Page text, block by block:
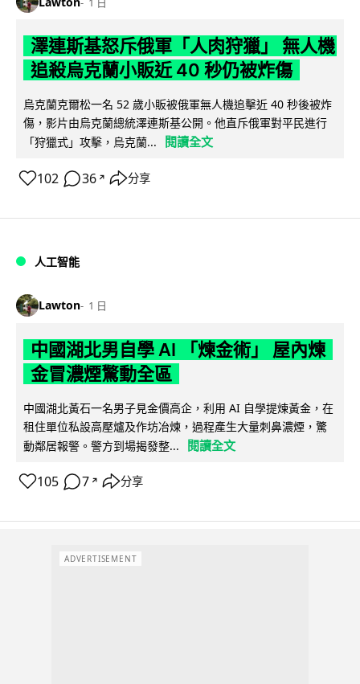
澤連斯基怒斥俄軍「人肉狩獵」 無人機
追殺烏克蘭小販近 40 秒仍被炸傷
烏克蘭克爾松一名 52 歲小販被俄軍無人機追擊近 40 秒後被炸
傷，影片由烏克蘭總統澤連斯基公開。他直斥俄軍對平民進行
「狩獵式」攻擊，烏克蘭...
閱讀全文
102 36 ↗ 分享
人工智能
Lawton 1 日
中國湖北男自學 AI 「煉金術」 屋內煉
金冒濃煙驚動全區
中國湖北黃石一名男子見金價高企，利用 AI 自學提煉黃金，在
租住單位私設高壓爐及作坊冶煉，過程產生大量刺鼻濃煙，驚
動鄰居報警。警方到場揭發整...
閱讀全文
105 7 ↗ 分享
ADVERTISEMENT